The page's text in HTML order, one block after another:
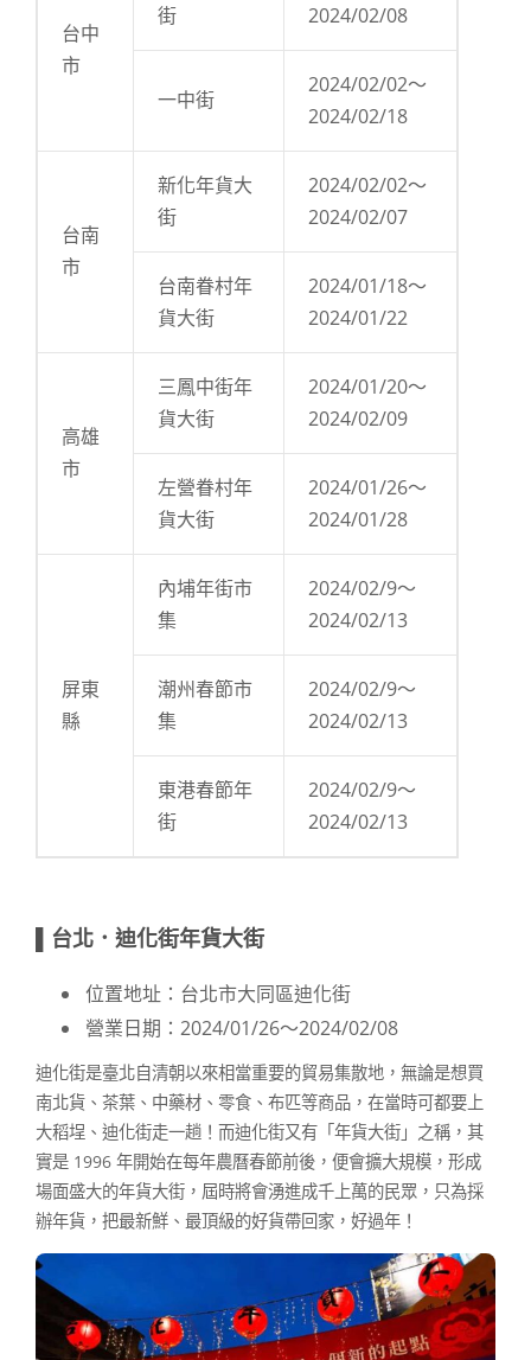
台中
市
街
2024/02/08
一中街
2024/02/02～
2024/02/18
台南
市
新化年貨大
街
2024/02/02～
2024/02/07
台南眷村年
貨大街
2024/01/18～
2024/01/22
高雄
市
三鳳中街年
貨大街
2024/01/20～
2024/02/09
左營眷村年
貨大街
2024/01/26～
2024/01/28
屏東
縣
內埔年街市
集
2024/02/9～
2024/02/13
潮州春節市
集
2024/02/9～
2024/02/13
東港春節年
街
2024/02/9～
2024/02/13
▌台北．迪化街年貨大街
位置地址：台北市大同區迪化街
營業日期：2024/01/26～2024/02/08
迪化街是臺北自清朝以來相當重要的貿易集散地，無論是想買
南北貨、茶葉、中藥材、零食、布匹等商品，在當時可都要上
大稻埕、迪化街走一趟！而迪化街又有「年貨大街」之稱，其
實是 1996 年開始在每年農曆春節前後，便會擴大規模，形成
場面盛大的年貨大街，屆時將會湧進成千上萬的民眾，只為採
辦年貨，把最新鮮、最頂級的好貨帶回家，好過年！